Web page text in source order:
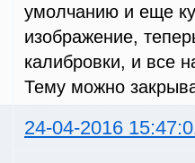
умолчанию и еще
изображение,
калибровки, и все
Тему можно
24-04-2016